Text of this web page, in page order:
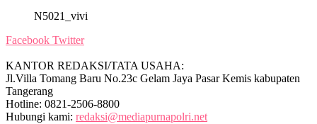
N5021_vivi
Facebook Twitter
KANTOR REDAKSI/TATA USAHA:
Jl.Villa Tomang Baru No.23c Gelam Jaya Pasar Kemis kabupaten
Tangerang
Hotline: 0821-2506-8800
Hubungi kami: redaksi@mediapurnapolri.net